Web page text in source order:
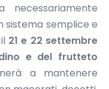
sistema semplice e
21 e 22 settembre
e del frutteto
a mantenere